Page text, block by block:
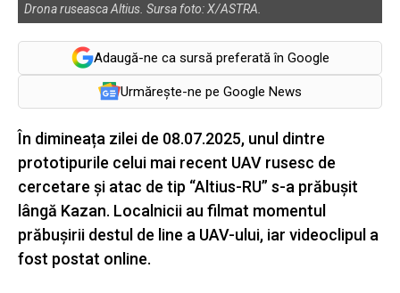
Drona ruseasca Altius. Sursa foto: X/ASTRA.
Adaugă-ne ca sursă preferată în Google
Urmărește-ne pe Google News
În dimineața zilei de 08.07.2025, unul dintre
prototipurile celui mai recent UAV rusesc de
cercetare și atac de tip “Altius-RU” s-a prăbușit
lângă Kazan. Localnicii au filmat momentul
prăbușirii destul de line a UAV-ului, iar videoclipul a
fost postat online.